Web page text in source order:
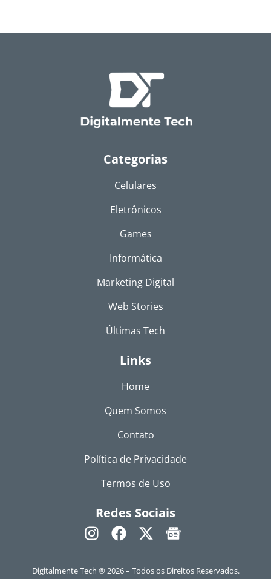
Categorias
Celulares
Eletrônicos
Games
Informática
Marketing Digital
Web Stories
Últimas Tech
Links
Home
Quem Somos
Contato
Política de Privacidade
Termos de Uso
Redes Sociais
Digitalmente Tech ® 2026 – Todos os Direitos Reservados.